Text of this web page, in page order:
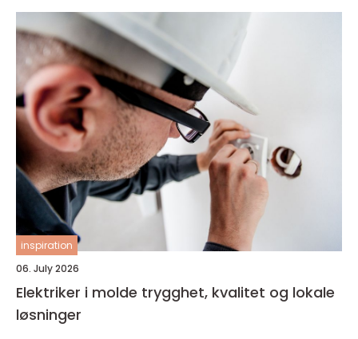
inspiration
06. July 2026
Elektriker i molde trygghet, kvalitet og lokale
løsninger